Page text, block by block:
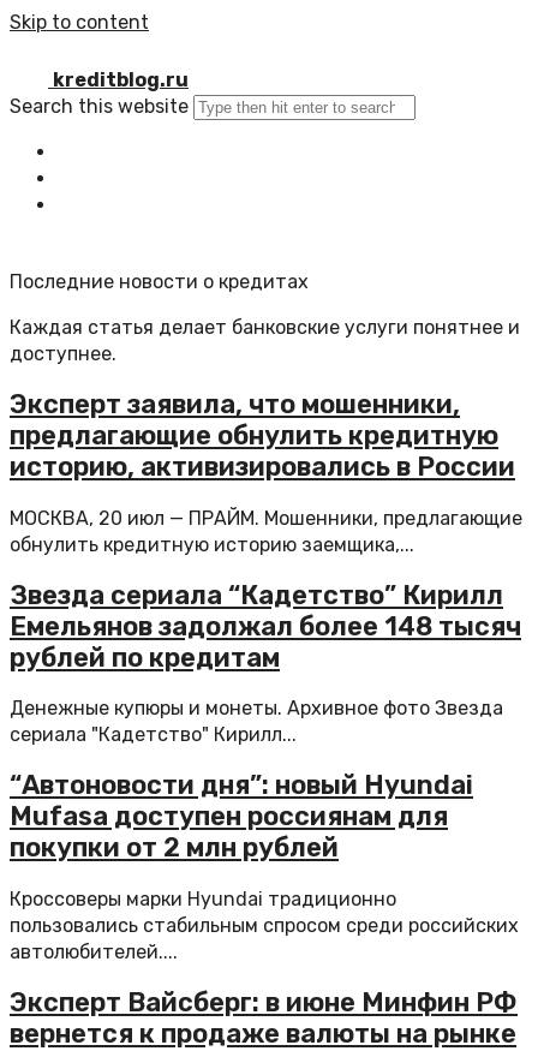
Skip to content
kreditblog.ru
Search this website
Последние новости о кредитах
Каждая статья делает банковские услуги понятнее и
доступнее.
Эксперт заявила, что мошенники,
предлагающие обнулить кредитную
историю, активизировались в России
МОСКВА, 20 июл — ПРАЙМ. Мошенники, предлагающие
обнулить кредитную историю заемщика,...
Звезда сериала “Кадетство” Кирилл
Емельянов задолжал более 148 тысяч
рублей по кредитам
Денежные купюры и монеты. Архивное фото Звезда
сериала "Кадетство" Кирилл...
“Автоновости дня”: новый Hyundai
Mufasa доступен россиянам для
покупки от 2 млн рублей
Кроссоверы марки Hyundai традиционно
пользовались стабильным спросом среди российских
автолюбителей....
Эксперт Вайсберг: в июне Минфин РФ
вернется к продаже валюты на рынке